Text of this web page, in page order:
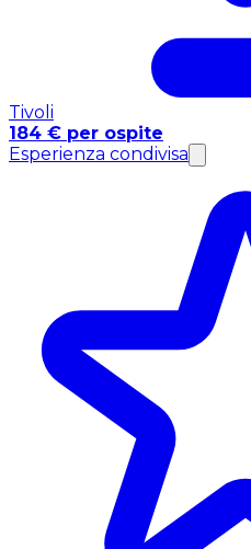
Tivoli
184 € per ospite
Esperienza condivisa